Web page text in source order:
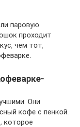
паровую
проходит
чем тот,
Они
кофе с пенкой.
которое